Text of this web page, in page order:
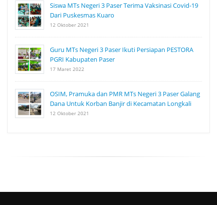
Siswa MTs Negeri 3 Paser Terima Vaksinasi Covid-19
Dari Puskesmas Kuaro
12 Oktober 2021
Guru MTs Negeri 3 Paser Ikuti Persiapan PESTORA
PGRI Kabupaten Paser
17 Maret 2022
OSIM, Pramuka dan PMR MTs Negeri 3 Paser Galang
Dana Untuk Korban Banjir di Kecamatan Longkali
12 Oktober 2021